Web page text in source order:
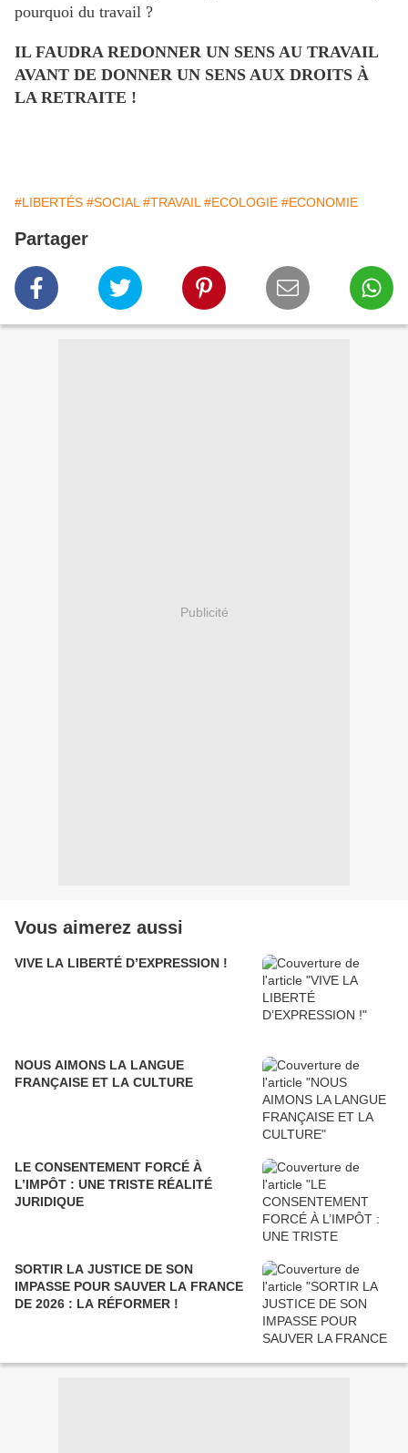
pourquoi du travail ?
IL FAUDRA REDONNER UN SENS AU TRAVAIL
AVANT DE DONNER UN SENS AUX DROITS À
LA RETRAITE !
#LIBERTÉS #SOCIAL #TRAVAIL #ECOLOGIE #ECONOMIE
Partager
Publicité
Vous aimerez aussi
VIVE LA LIBERTÉ D’EXPRESSION !
NOUS AIMONS LA LANGUE
FRANÇAISE ET LA CULTURE
LE CONSENTEMENT FORCÉ À
L’IMPÔT : UNE TRISTE RÉALITÉ
JURIDIQUE
SORTIR LA JUSTICE DE SON
IMPASSE POUR SAUVER LA FRANCE
DE 2026 : LA RÉFORMER !